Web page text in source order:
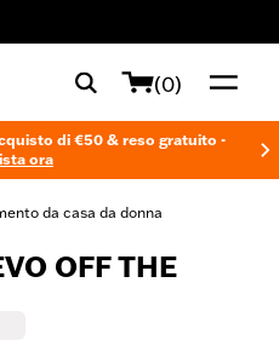
(0)
di €50 & reso gratuito -
ora
da casa da donna
OFF THE